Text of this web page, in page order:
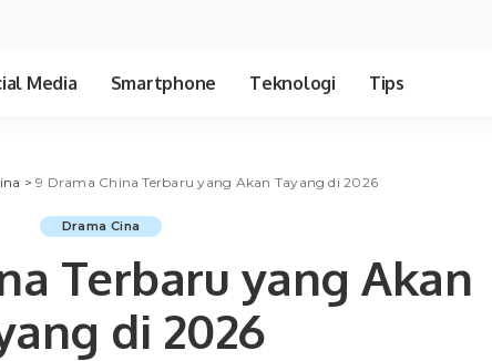
Media Smartphone Teknologi Tips
>9 Drama China Terbaru yang Akan Tayang di 2026
Drama Cina
Terbaru yang Akan
di 2026